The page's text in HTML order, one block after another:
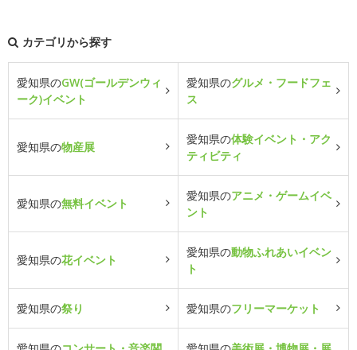
カテゴリから探す
愛知県のGW(ゴールデンウィ
ーク)イベント
愛知県のグルメ・フードフェ
ス
愛知県の物産展
愛知県の体験イベント・アク
ティビティ
愛知県の無料イベント
愛知県のアニメ・ゲームイベ
ント
愛知県の花イベント
愛知県の動物ふれあいイベン
ト
愛知県の祭り 愛知県のフリーマーケット